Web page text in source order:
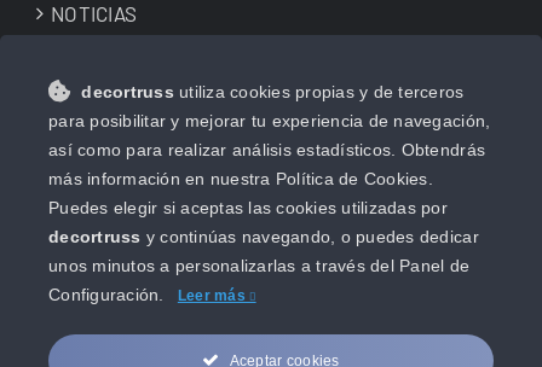
NOTICIAS
Uncategorized
decortruss utiliza cookies propias y de terceros
para posibilitar y mejorar tu experiencia de navegación,
así como para realizar análisis estadísticos. Obtendrás
más información en nuestra Política de Cookies.
Puedes elegir si aceptas las cookies utilizadas por
decortruss y continúas navegando, o puedes dedicar
unos minutos a personalizarlas a través del Panel de
Configuración.
Leer más
Aceptar cookies